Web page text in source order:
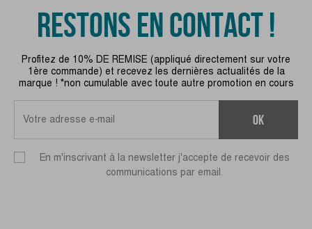
RESTONS EN CONTACT !
Profitez de 10% DE REMISE (appliqué directement sur votre
1ère commande) et recevez les dernières actualités de la
marque ! *non cumulable avec toute autre promotion en cours
ok
En m'inscrivant à la newsletter j'accepte de recevoir des
communications par email.